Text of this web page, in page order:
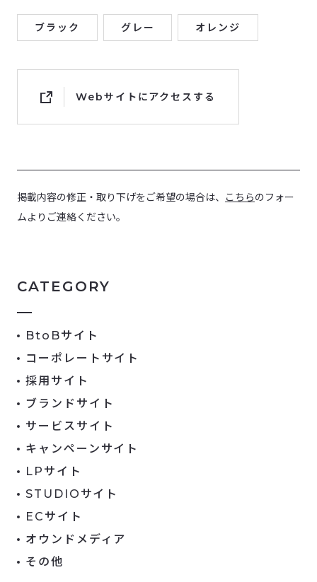
ブラック グレー オレンジ
Webサイトにアクセスする
掲載内容の修正・取り下げをご希望の場合は、 こちらのフォー
ムよりご連絡ください。
CATEGORY
BtoBサイト
コーポレートサイト
採用サイト
ブランドサイト
サービスサイト
キャンペーンサイト
LPサイト
STUDIOサイト
ECサイト
オウンドメディア
その他